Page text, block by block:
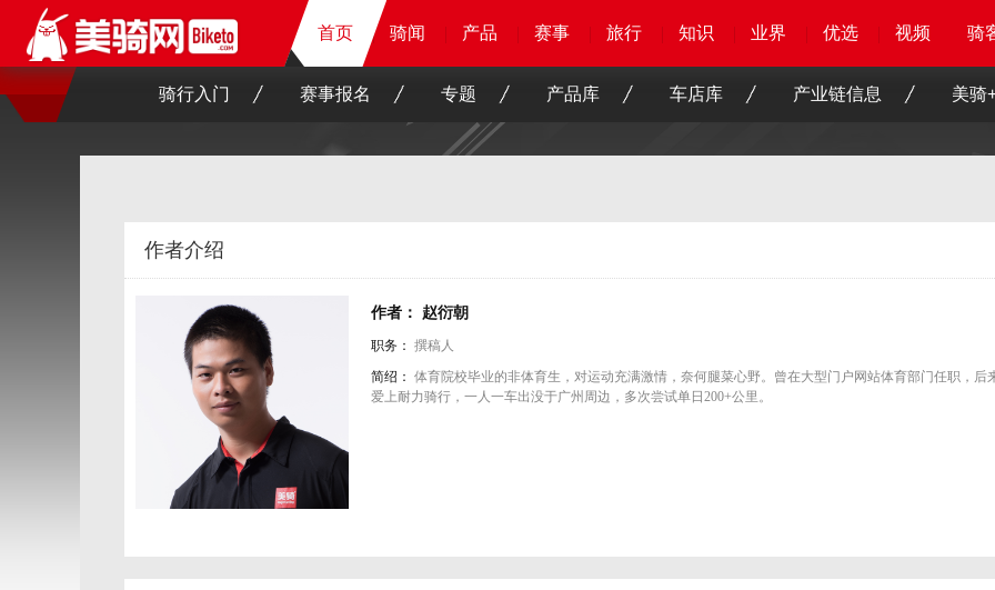
首页 骑闻 产品 赛事 旅行 知识 业界 优选 骑客 论
首页 骑闻 产品 赛事 旅行 知识 业界 优选 骑客 视
首页 骑闻 产品 赛事 旅行 知识 业界 优选 视频 骑
首页 骑闻 产品 赛事 旅行 知识 业界 优选 视频 骑
骑行入门 赛事报名 专题 产品库 车店库 产业链信息 美骑
作者介绍
作者： 赵衍朝
职务： 撰稿人
简绍： 体育院校毕业的非体育生，对运动充满激情，奈何腿菜心野。曾在大型门户网站体育部门任职，后
爱上耐力骑行，一人一车出没于广州周边，多次尝试单日200+公里。